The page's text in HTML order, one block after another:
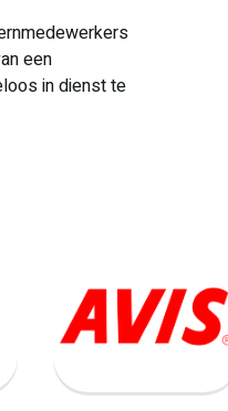
een
in dienst te